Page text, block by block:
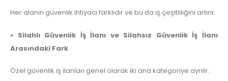
Her alanın güvenlik ihtiyacı farklıdır ve bu da iş çeşitliliğini artırır.
• Silahlı Güvenlik İş İlanı ve Silahsız Güvenlik İş İlanı
Arasındaki Fark
Özel güvenlik iş ilanları genel olarak iki ana kategoriye ayrılır.